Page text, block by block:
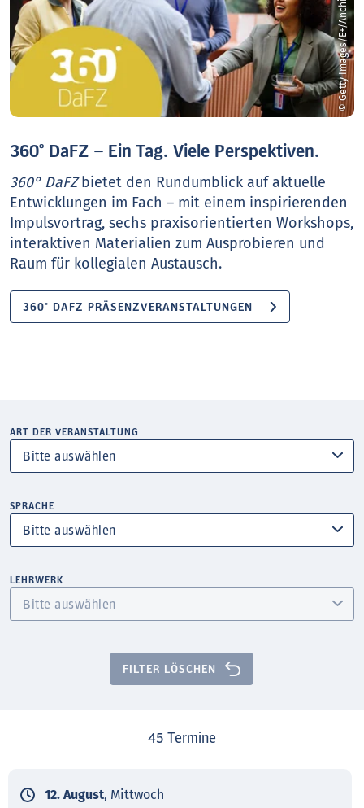
© Getty Images/E+/Anchiy
360° DaFZ – Ein Tag. Viele Perspektiven.
360° DaFZbietet den Rundumblick auf aktuelle
Entwicklungen im Fach – mit einem inspirierenden
Impulsvortrag, sechs praxisorientierten Workshops,
interaktiven Materialien zum Ausprobieren und
Raum für kollegialen Austausch.
360° DAFZ PRÄSENZVERANSTALTUNGEN
ART DER VERANSTALTUNG
SPRACHE
LEHRWERK
FILTER LÖSCHEN
45 Termine
12. August, Mittwoch